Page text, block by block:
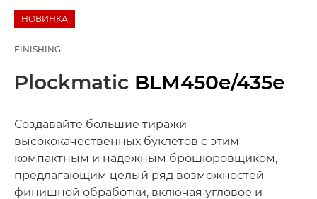
НОВИНКА
FINISHING
Plockmatic BLM450e/435e
Создавайте большие тиражи
высококачественных буклетов с этим
компактным и надежным брошюровщиком,
предлагающим целый ряд возможностей
финишной обработки, включая угловое и